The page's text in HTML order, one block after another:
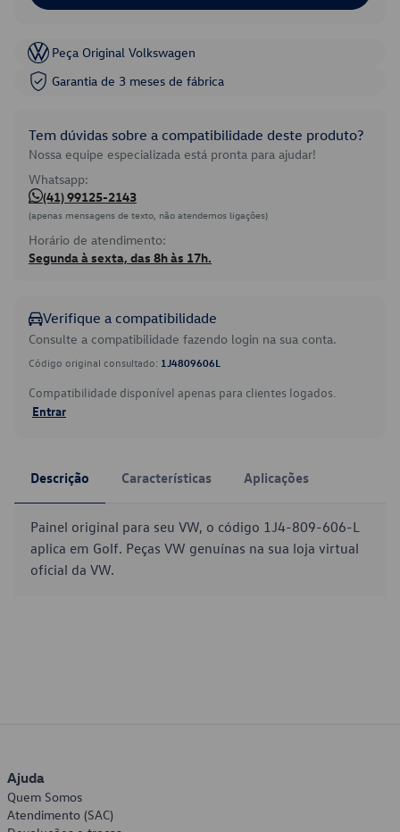
Peça Original Volkswagen
Garantia de 3 meses de fábrica
Tem dúvidas sobre a compatibilidade deste produto?
Nossa equipe especializada está pronta para ajudar!
Whatsapp:
(41) 99125-2143
(apenas mensagens de texto, não atendemos ligações)
Horário de atendimento:
Segunda à sexta, das 8h às 17h.
Verifique a compatibilidade
Consulte a compatibilidade fazendo login na sua conta.
Código original consultado: 1J4809606L
Compatibilidade disponível apenas para clientes logados.
Entrar
Descrição Características Aplicações
Painel original para seu VW, o código 1J4-809-606-L
aplica em Golf. Peças VW genuínas na sua loja virtual
oficial da VW.
Ajuda
Quem Somos
Atendimento (SAC)